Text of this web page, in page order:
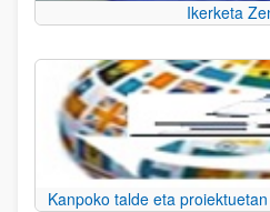
Ikerketa
Kanpoko talde eta